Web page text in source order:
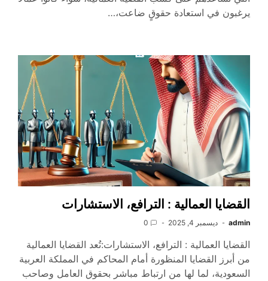
يرغبون في استعادة حقوقٍ ضاعت،…
القضايا العمالية : الترافع، الاستشارات
admin ديسمبر 4, 2025 0
القضايا العمالية : الترافع، الاستشارات:تُعد القضايا العمالية
من أبرز القضايا المنظورة أمام المحاكم في المملكة العربية
السعودية، لما لها من ارتباط مباشر بحقوق العامل وصاحب